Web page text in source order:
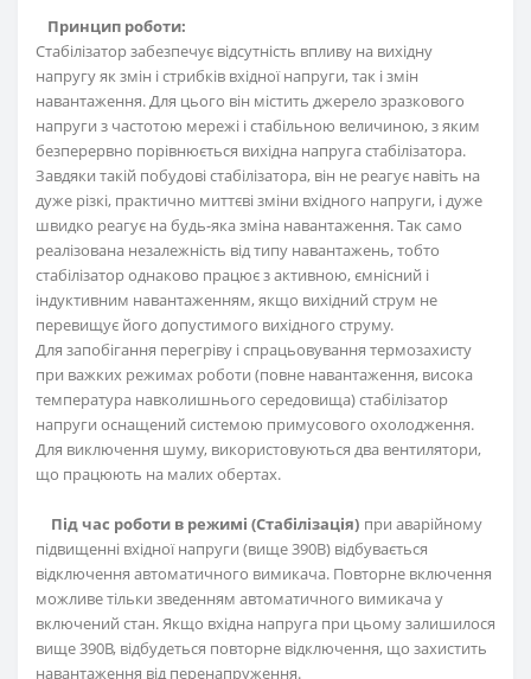
Принцип роботи:
Стабілізатор забезпечує відсутність впливу на вихідну
напругу як змін і стрибків вхідної напруги, так і змін
навантаження. Для цього він містить джерело зразкового
напруги з частотою мережі і стабільною величиною, з яким
безперервно порівнюється вихідна напруга стабілізатора.
Завдяки такій побудові стабілізатора, він не реагує навіть на
дуже різкі, практично миттєві зміни вхідного напруги, і дуже
швидко реагує на будь-яка зміна навантаження. Так само
реалізована незалежність від типу навантажень, тобто
стабілізатор однаково працює з активною, ємнісний і
індуктивним навантаженням, якщо вихідний струм не
перевищує його допустимого вихідного струму.
Для запобігання перегріву і спрацьовування термозахисту
при важких режимах роботи (повне навантаження, висока
температура навколишнього середовища) стабілізатор
напруги оснащений системою примусового охолодження.
Для виключення шуму, використовуються два вентилятори,
що працюють на малих обертах.
Під час роботи в режимі (Стабілізація) при аварійному
підвищенні вхідної напруги (вище 390В) відбувається
відключення автоматичного вимикача. Повторне включення
можливе тільки зведенням автоматичного вимикача у
включений стан. Якщо вхідна напруга при цьому залишилося
вище 390В, відбудеться повторне відключення, що захистить
навантаження від перенапруження.